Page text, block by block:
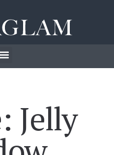
Jelly